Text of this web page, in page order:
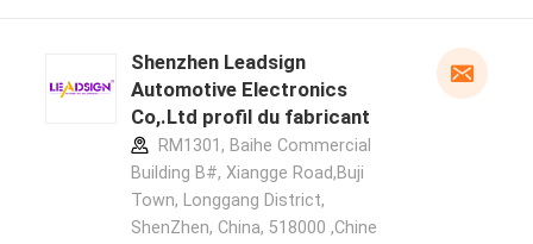
Shenzhen Leadsign
Automotive Electronics
Co,.Ltd profil du fabricant
RM1301, Baihe Commercial
Building B#, Xiangge Road,Buji
Town, Longgang District,
ShenZhen, China, 518000 ,Chine